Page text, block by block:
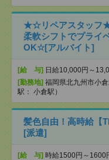
★☆リペアスタッフ
柔軟シフトでプライ
OK☆[アルバイト]
[給 与] 日給10,000円～
[勤務地] 福岡県北九州市小
駅： 小倉駅）
髪色自由！高時給【
[派遣]
[給 与] 時給1500円～